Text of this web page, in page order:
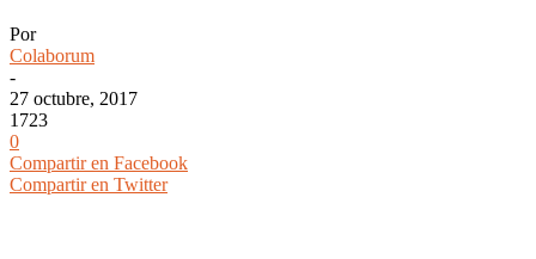
Por
Colaborum
-
27 octubre, 2017
1723
0
Compartir en Facebook
Compartir en Twitter